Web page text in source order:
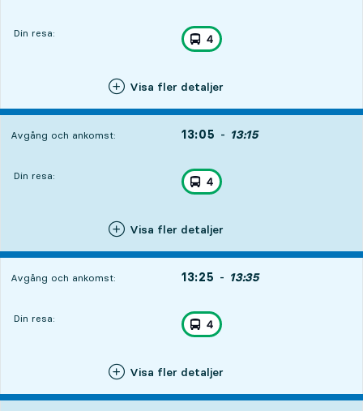
Din resa: Stadsbuss linje
4
, ingår i resan
Visa fler detaljer
Avgång och ankomst: Avgång
13:05 - Ankomst
13:15
Din resa: Stadsbuss linje
4
, ingår i resan
Visa fler detaljer
Avgång och ankomst: Avgång
13:25 - Ankomst
13:35
Din resa: Stadsbuss linje
4
, ingår i resan
Visa fler detaljer